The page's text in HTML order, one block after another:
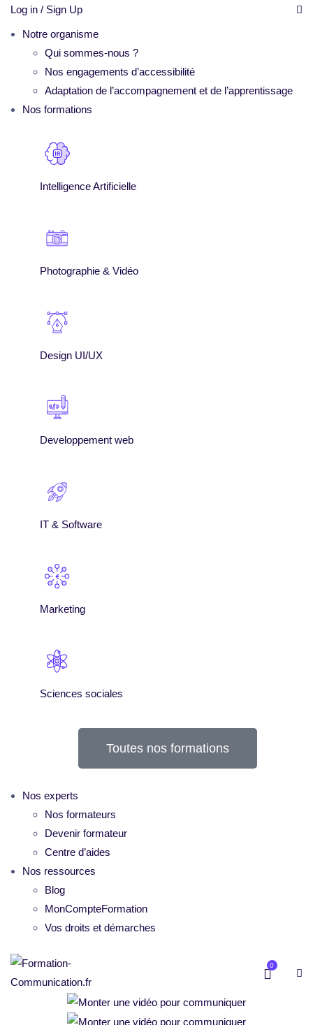
Log in / Sign Up
Notre organisme
Qui sommes-nous ?
Nos engagements d’accessibilité
Adaptation de l’accompagnement et de l’apprentissage
Nos formations
Intelligence Artificielle
Photographie & Vidéo
Design UI/UX
Developpement web
IT & Software
Marketing
Sciences sociales
Toutes nos formations
Nos experts
Nos formateurs
Devenir formateur
Centre d’aides
Nos ressources
Blog
MonCompteFormation
Vos droits et démarches
0